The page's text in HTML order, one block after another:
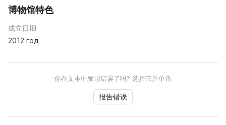
博物馆特色
成立日期
2012 год
你在文本中发现错误了吗? 选择它并单击
报告错误